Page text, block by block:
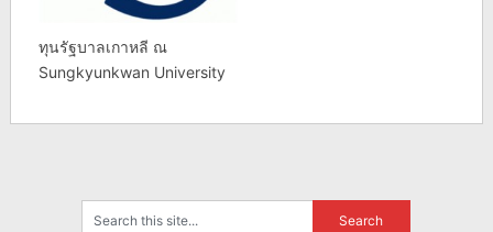
ทุนรัฐบาลเกาหลี ณ
Sungkyunkwan University